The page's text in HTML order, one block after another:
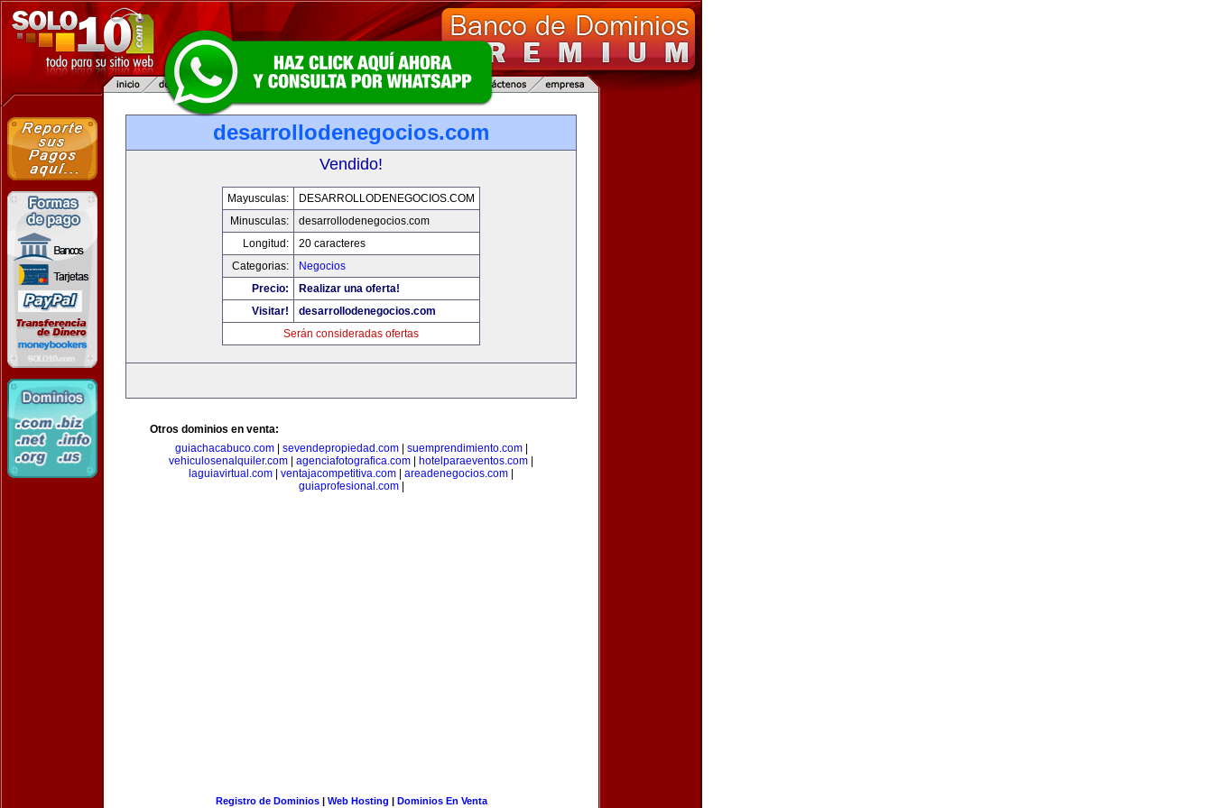
desarrollodenegocios.com
Vendido!
Mayusculas:
DESARROLLODENEGOCIOS.COM
Minusculas:
desarrollodenegocios.com
Longitud:
20 caracteres
Categorias:
Negocios
Precio:
Realizar una oferta!
Visitar!
desarrollodenegocios.com
Serán consideradas ofertas
Otros dominios en venta:
guiachacabuco.com| sevendepropiedad.com| suemprendimiento.com|
vehiculosenalquiler.com
agenciafotografica.com hotelparaeventos.com
laguiavirtual.com
ventajacompetitiva.com areadenegocios.com
guiaprofesional.com|
Registro de Dominios| Web Hosting | Dominios En Venta